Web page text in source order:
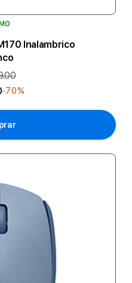
Inalambrico
-70%